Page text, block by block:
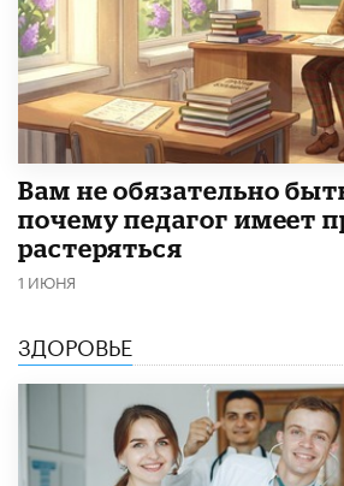
​Вам не обязательно
почему педагог имеет
растеряться
1 ИЮНЯ
ЗДОРОВЬЕ